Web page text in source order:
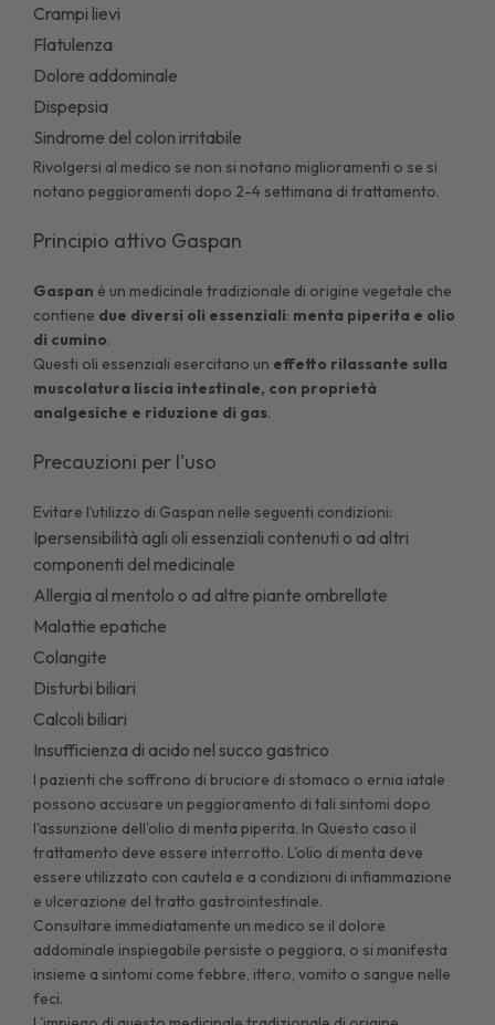
Crampi lievi
Flatulenza
Dolore addominale
Dispepsia
Sindrome del colon irritabile
Rivolgersi al medico se non si notano miglioramenti o se si
notano peggioramenti dopo 2-4 settimana di trattamento.
Principio attivo Gaspan
Gaspan è un medicinale tradizionale di origine vegetale che
contiene due diversi oli essenziali: menta piperita e olio
di cumino.
Questi oli essenziali esercitano un effetto rilassante sulla
muscolatura liscia intestinale, con proprietà
analgesiche e riduzione di gas.
Precauzioni per l'uso
Evitare l’utilizzo di Gaspan nelle seguenti condizioni:
Ipersensibilità agli oli essenziali contenuti o ad altri
componenti del medicinale
Allergia al mentolo o ad altre piante ombrellate
Malattie epatiche
Colangite
Disturbi biliari
Calcoli biliari
Insufficienza di acido nel succo gastrico
I pazienti che soffrono di bruciore di stomaco o ernia iatale
possono accusare un peggioramento di tali sintomi dopo
l'assunzione dell'olio di menta piperita. In Questo caso il
trattamento deve essere interrotto. L'olio di menta deve
essere utilizzato con cautela e a condizioni di infiammazione
e ulcerazione del tratto gastrointestinale.
Consultare immediatamente un medico se il dolore
addominale inspiegabile persiste o peggiora, o si manifesta
insieme a sintomi come febbre, ittero, vomito o sangue nelle
feci.